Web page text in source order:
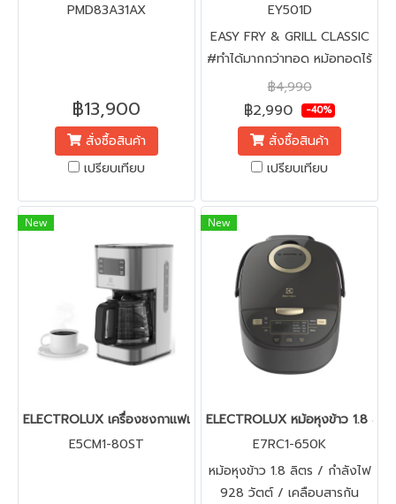
PMD83A31AX
฿13,900
สั่งซื้อสินค้า
เปรียบเทียบ
EY501D
EASY FRY & GRILL CLASSIC
#ทำได้มากกว่าทอด หม้อทอดไร้
น้ำมัน 2 in 1 : ทอด-ย่าง ได้ใน
เครื่องเดียว
฿4,990
฿2,990 -40%
สั่งซื้อสินค้า
เปรียบเทียบ
New
ELECTROLUX เครื่องชงกาแฟแบบดริป ความจุ 1.25 ลิตร E5CM1-
E5CM1-80ST
New
ELECTROLUX หม้อหุงข้าว 1.8 ลิ
E7RC1-650K
หม้อหุงข้าว 1.8 ลิตร / กำลังไฟ
928 วัตต์ / เคลือบสารกัน